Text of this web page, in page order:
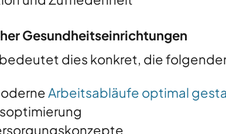
Gesundheitseinrichtungen
bedeutet dies konkret, die
Arbeitsabläufe optimal